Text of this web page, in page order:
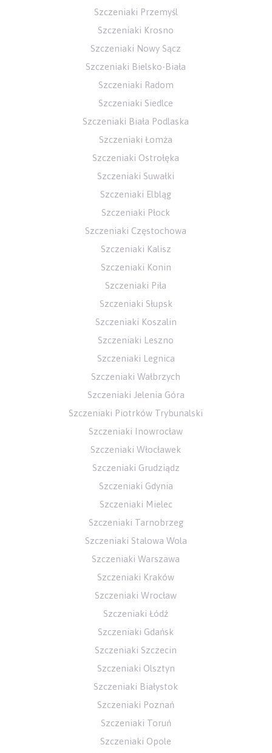
Szczeniaki Przemyśl
Szczeniaki Krosno
Szczeniaki Nowy Sącz
Szczeniaki Bielsko-Biała
Szczeniaki Radom
Szczeniaki Siedlce
Szczeniaki Biała Podlaska
Szczeniaki Łomża
Szczeniaki Ostrołęka
Szczeniaki Suwałki
Szczeniaki Elbląg
Szczeniaki Płock
Szczeniaki Częstochowa
Szczeniaki Kalisz
Szczeniaki Konin
Szczeniaki Piła
Szczeniaki Słupsk
Szczeniaki Koszalin
Szczeniaki Leszno
Szczeniaki Legnica
Szczeniaki Wałbrzych
Szczeniaki Jelenia Góra
Szczeniaki Piotrków Trybunalski
Szczeniaki Inowrocław
Szczeniaki Włocławek
Szczeniaki Grudziądz
Szczeniaki Gdynia
Szczeniaki Mielec
Szczeniaki Tarnobrzeg
Szczeniaki Stalowa Wola
Szczeniaki Warszawa
Szczeniaki Kraków
Szczeniaki Wrocław
Szczeniaki Łódź
Szczeniaki Gdańsk
Szczeniaki Szczecin
Szczeniaki Olsztyn
Szczeniaki Białystok
Szczeniaki Poznań
Szczeniaki Toruń
Szczeniaki Opole